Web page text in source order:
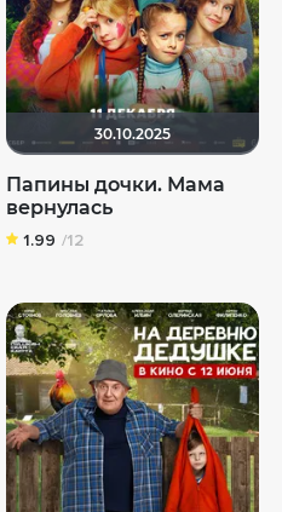
30.10.2025
Папины дочки. Мама
вернулась
1.99 /12